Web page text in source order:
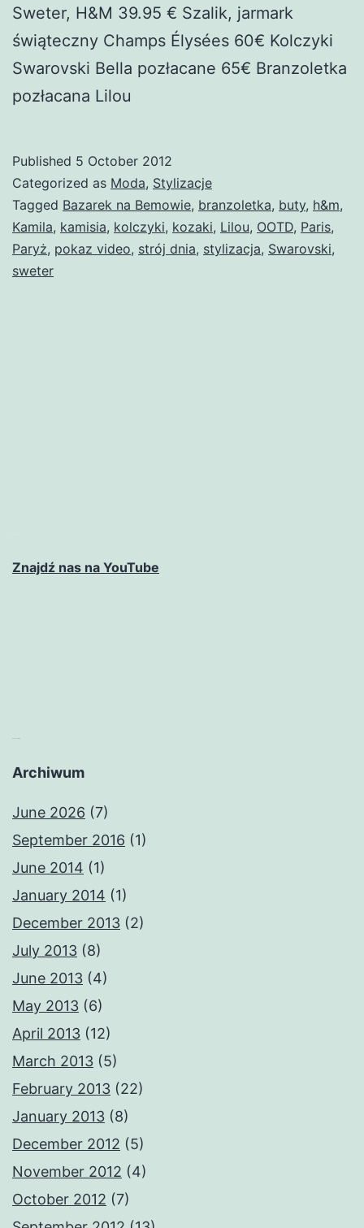
Sweter, H&M 39.95 € Szalik, jarmark
świąteczny Champs Élysées 60€ Kolczyki
Swarovski Bella pozłacane 65€ Branzoletka
pozłacana Lilou
Published 5 October 2012
Categorized as Moda, Stylizacje
Tagged Bazarek na Bemowie, branzoletka, buty, h&m,
Kamila, kamisia, kolczyki, kozaki, Lilou, OOTD, Paris,
Paryż, pokaz video, strój dnia, stylizacja, Swarovski,
sweter
Znajdź nas na YouTube
Archiwum
June 2026 (7)
September 2016 (1)
June 2014 (1)
January 2014 (1)
December 2013 (2)
July 2013 (8)
June 2013 (4)
May 2013 (6)
April 2013 (12)
March 2013 (5)
February 2013 (22)
January 2013 (8)
December 2012 (5)
November 2012 (4)
October 2012 (7)